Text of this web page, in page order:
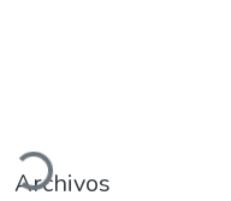
Archivos